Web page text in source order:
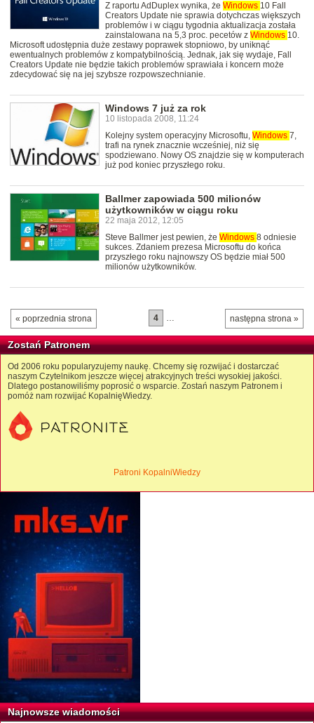
Z raportu AdDuplex wynika, że Windows 10 Fall
Creators Update nie sprawia dotychczas większych
problemów i w ciągu tygodnia aktualizacja została
zainstalowana na 5,3 proc. pecetów z Windows 10.
Microsoft udostępnia duże zestawy poprawek stopniowo, by uniknąć
ewentualnych problemów z kompatybilnością. Jednak, jak się wydaje, Fall
Creators Update nie będzie takich problemów sprawiała i koncern może
zdecydować się na jej szybsze rozpowszechnianie.
Windows 7 już za rok
10 listopada 2008, 11:24
Kolejny system operacyjny Microsoftu, Windows 7,
trafi na rynek znacznie wcześniej, niż się
spodziewano. Nowy OS znajdzie się w komputerach
już pod koniec przyszłego roku.
Ballmer zapowiada 500 milionów
użytkowników w ciągu roku
22 maja 2012, 12:05
Steve Ballmer jest pewien, że Windows 8 odniesie
sukces. Zdaniem prezesa Microsoftu do końca
przyszłego roku najnowszy OS będzie miał 500
milionów użytkowników.
« poprzednia strona następna strona »
4 …
Zostań Patronem
Od 2006 roku popularyzujemy naukę. Chcemy się rozwijać i dostarczać
naszym Czytelnikom jeszcze więcej atrakcyjnych treści wysokiej jakości.
Dlatego postanowiliśmy poprosić o wsparcie. Zostań naszym Patronem i
pomóż nam rozwijać KopalnięWiedzy.
Patroni KopalniWiedzy
Najnowsze wiadomości